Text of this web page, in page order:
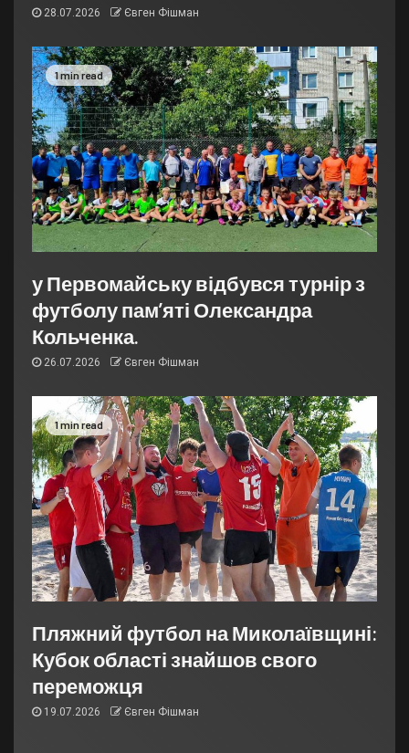
28.07.2026 Євген Фішман
1 min read
у Первомайську відбувся турнір з
футболу пам’яті Олександра
Кольченка.
26.07.2026 Євген Фішман
1 min read
Пляжний футбол на Миколаївщині:
Кубок області знайшов свого
переможця
19.07.2026 Євген Фішман